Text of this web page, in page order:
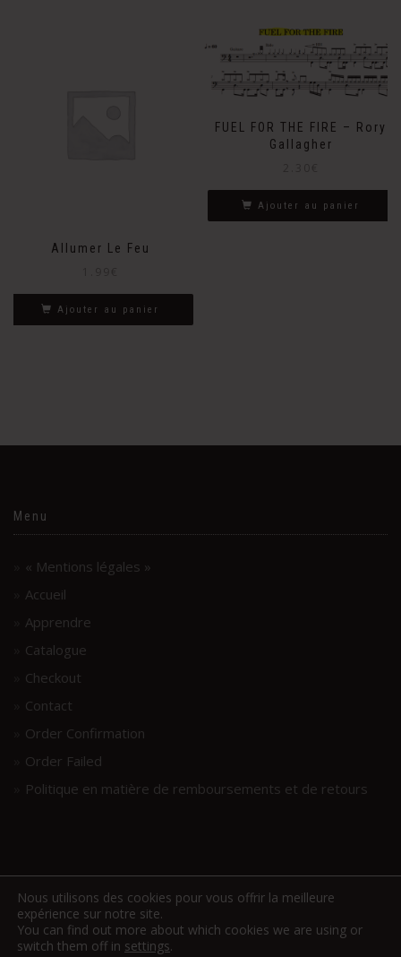
Allumer Le Feu
Ajouter au panier
FUEL FOR THE FIRE – Rory
Gallagher
Ajouter au panier
Menu
« Mentions légales »
Accueil
Apprendre
Catalogue
Checkout
Contact
Order Confirmation
Order Failed
Politique en matière de remboursements et de retours
www.hellodrumscores.com
Nous utilisons des cookies pour vous offrir la meilleure
expérience sur notre site.
You can find out more about which cookies we are using or
switch them off in settings.